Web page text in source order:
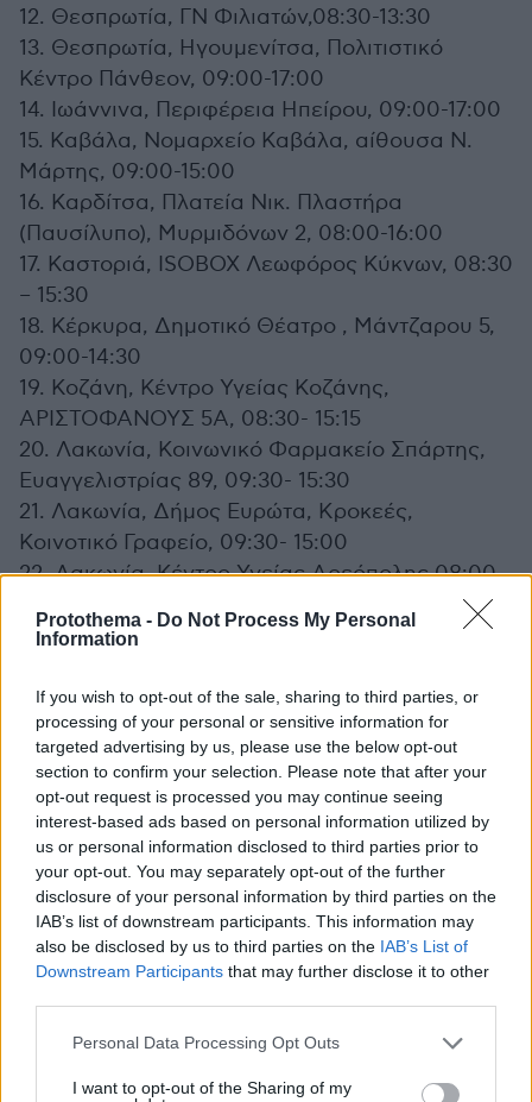
Protothema - Do Not Process My Personal
Information
If you wish to opt-out of the sale, sharing to third parties, or
processing of your personal or sensitive information for
targeted advertising by us, please use the below opt-out
section to confirm your selection. Please note that after your
opt-out request is processed you may continue seeing
interest-based ads based on personal information utilized by
us or personal information disclosed to third parties prior to
your opt-out. You may separately opt-out of the further
disclosure of your personal information by third parties on the
IAB’s list of downstream participants. This information may
also be disclosed by us to third parties on the IAB’s List of
Downstream Participants that may further disclose it to other
Please note that this website/app uses one or more Google
not limited to your visit or usage behaviour. You may click to
Personal Data Processing Opt Outs
I want to opt-out of the Sharing of my
12. Θεσπρωτία, ΓΝ Φιλιατών,08:30-13:30
13. Θεσπρωτία, Ηγουμενίτσα, Πολιτιστικό
Κέντρο Πάνθεον, 09:00-17:00
14. Ιωάννινα, Περιφέρεια Ηπείρου, 09:00-17:00
15. Καβάλα, Νομαρχείο Καβάλα, αίθουσα Ν.
Μάρτης, 09:00-15:00
16. Καρδίτσα, Πλατεία Νικ. Πλαστήρα
(Παυσίλυπο), Μυρμιδόνων 2, 08:00-16:00
17. Καστοριά, ISOBOX Λεωφόρος Κύκνων, 08:30
– 15:30
18. Κέρκυρα, Δημοτικό Θέατρο , Μάντζαρου 5,
09:00-14:30
19. Κοζάνη, Κέντρο Υγείας Κοζάνης,
ΑΡΙΣΤΟΦΑΝΟΥΣ 5Α, 08:30- 15:15
20. Λακωνία, Κοινωνικό Φαρμακείο Σπάρτης,
Ευαγγελιστρίας 89, 09:30- 15:30
21. Λακωνία, Δήμος Ευρώτα, Κροκεές,
Κοινοτικό Γραφείο, 09:30- 15:00
22. Λακωνία, Κέντρο Υγείας Αρεόπολης 08:00-
23. Λάρισα, Κεντρική Πλατεία / Μπροστά στο
24. Λάρισα, Πλατεία ΟΣΕ 8:00-15:30
25. Λασίθι, ISOBOX Προαύλιος χώρος ΚΥ
Νεάπολης, 09:00-10:00
26. Λασίθι, Παλιό Δημαρχείο Αγίου Νικολάου,
10:15-15:00
27. Λευκάδα, ΚΑΠΗ, Σκιαδαρέση 3, 08:00-14:00
28. Λήμνος, Μύρινα, παλαιό θυρωρείο Γ.Ν.
Λημνου, Ηφαιστου 1, 09:00-14:00
29. Μαγνησία, ΚΑΠΗ, Αγ. Βασιλείου Δήμου
Βόλου, Χατζηαργύρη & Τριανταφυλλίδη 08:30-
15:30
30. Μεσσηνία, Καλαμάτα, Αίθουσα “Α.